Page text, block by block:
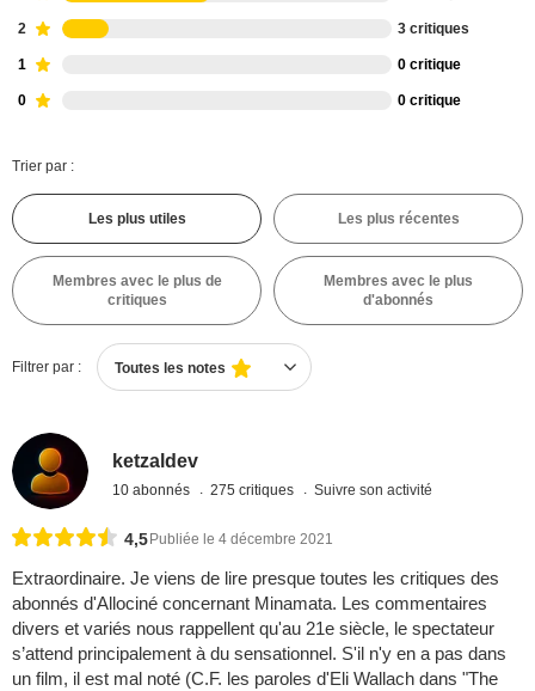
2 3 critiques
1 0 critique
0 0 critique
Trier par :
Les plus utiles Les plus récentes
Membres avec le plus de
critiques
Membres avec le plus
d'abonnés
Filtrer par : Toutes les notes
ketzaldev
10 abonnés 275 critiques Suivre son activité
4,5 Publiée le 4 décembre 2021
Extraordinaire. Je viens de lire presque toutes les critiques des
abonnés d'Allociné concernant Minamata. Les commentaires
divers et variés nous rappellent qu'au 21e siècle, le spectateur
s’attend principalement à du sensationnel. S'il n'y en a pas dans
un film, il est mal noté (C.F. les paroles d'Eli Wallach dans "The